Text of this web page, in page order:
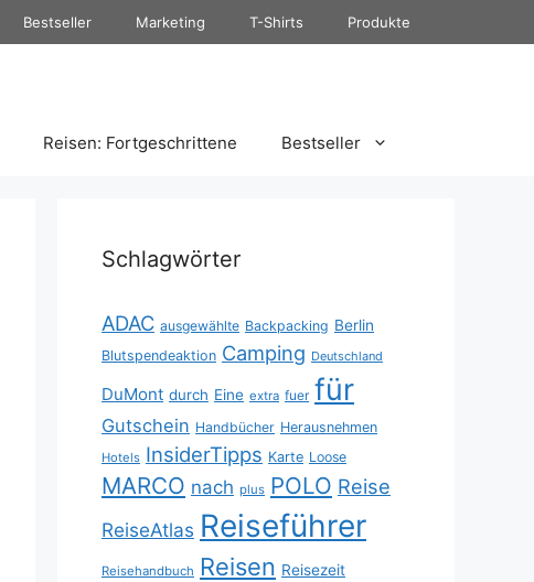
Bestseller Marketing T-Shirts Produkte
Reisen: Fortgeschrittene Bestseller
Schlagwörter
ADAC ausgewählte Backpacking Berlin
Blutspendeaktion Camping Deutschland
DuMont durch Eine extra fuer für
Gutschein Handbücher Herausnehmen
Hotels InsiderTipps Karte Loose
MARCO nach plus POLO Reise
ReiseAtlas Reiseführer
Reisehandbuch Reisen Reisezeit